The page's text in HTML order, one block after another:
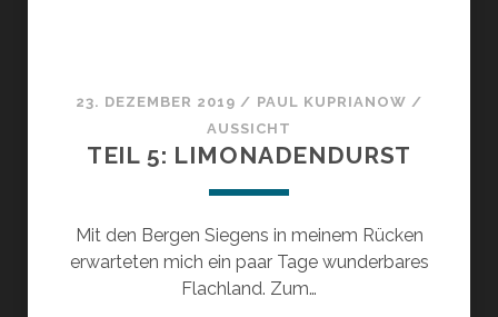
23. DEZEMBER 2019 / PAUL KUPRIANOW /
AUSSICHT
TEIL 5: LIMONADENDURST
Mit den Bergen Siegens in meinem Rücken
erwarteten mich ein paar Tage wunderbares
Flachland. Zum…